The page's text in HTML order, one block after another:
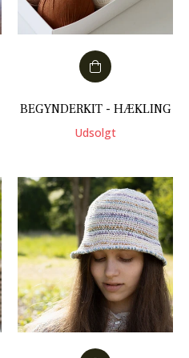
BEGYNDERKIT - HÆKLING
Udsolgt